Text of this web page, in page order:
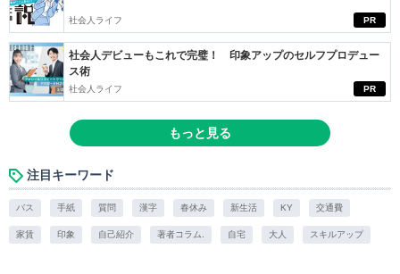
PR
社会人ライフ
PR
社会人デビューもこれで完璧！ 印象アップのセルフプロデュー
ス術
社会人ライフ
もっと見る
注目キーワード
バス 手紙 質問 漢字 春休み 新生活 KY 交通費
家賃 印象 自己紹介 著者コラム. 自宅 大人 スキルアップ